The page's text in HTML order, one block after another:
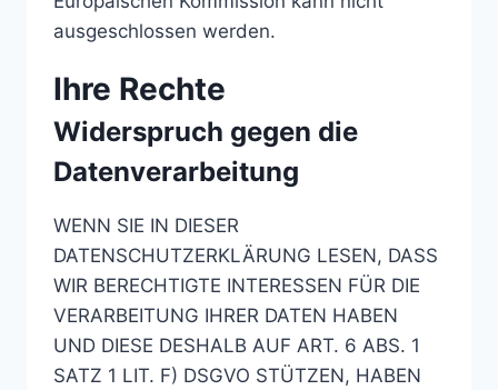
ausgeschlossen werden.
Ihre Rechte
Widerspruch gegen die
Datenverarbeitung
WENN SIE IN DIESER
DATENSCHUTZERKLÄRUNG LESEN, DASS
WIR BERECHTIGTE INTERESSEN FÜR DIE
VERARBEITUNG IHRER DATEN HABEN
UND DIESE DESHALB AUF ART. 6 ABS. 1
SATZ 1 LIT. F) DSGVO STÜTZEN, HABEN